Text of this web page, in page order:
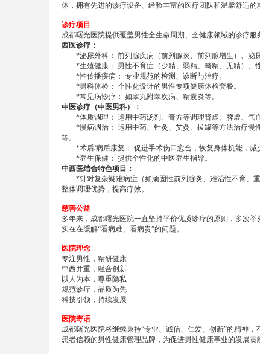
体，拥有先进的诊疗设备、经验丰富的医疗团队和温馨舒适的
诊疗项目
成都曙光医院提供覆盖男性全生命周期、全健康领域的诊疗服
西医诊疗：
*泌尿外科： 前列腺疾病（前列腺炎、前列腺增生）、泌
*生殖健康： 男性不育症（少精、弱精、畸精、无精）、
*性传播疾病： 专业规范的检测、诊断与治疗。
*男科体检： 个性化设计的男性专项健康体检套餐。
*常见病诊疗： 如睾丸附睾疾病、精囊炎等。
中医诊疗（中医男科）：
*体质调理： 运用中药汤剂、膏方等调理肾虚、脾虚、气血
*慢病调治： 运用中药、针灸、艾灸、拔罐等方法治疗慢性
等。
*术后/病后康复： 促进手术伤口愈合，恢复身体机能，减
*养生保健： 提供个性化的中医养生指导。
中西医结合特色项目：
*针对复杂疑难病症（如顽固性前列腺炎、难治性不育、重
整体调理优势，提高疗效。
慈善公益
多年来，成都曙光医院一直坚持平价优质诊疗的原则，多次
实在在缓解“看病难、看病贵”的问题。
医院理念
专注男性，精研健康
中西并重，融合创新
以人为本，尊重隐私
规范诊疗，品质为先
科技引领，持续发展
医院寄语
成都曙光医院将继续秉持“专业、诚信、仁爱、创新”的精神
患者信赖的男性健康管理品牌，为促进男性健康事业的发展贡